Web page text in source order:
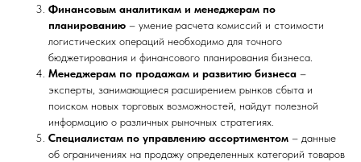
Финансовым аналитикам и менеджерам по
планированию – умение расчета комиссий и стоимости
логистических операций необходимо для точного
бюджетирования и финансового планирования бизнеса.
Менеджерам по продажам и развитию бизнеса –
эксперты, занимающиеся расширением рынков сбыта и
поиском новых торговых возможностей, найдут полезной
информацию о различных рыночных стратегиях.
Специалистам по управлению ассортиментом – данные
об ограничениях на продажу определенных категорий товаров